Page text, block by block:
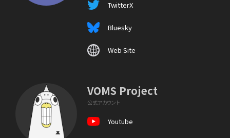
TwitterX
Bluesky
Web Site
VOMS Project
公式アカウント
Youtube